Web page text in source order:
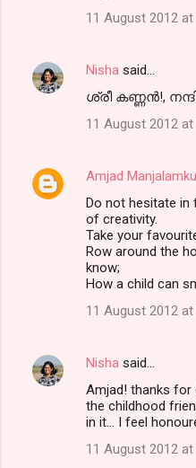
e
11 August 2012 at
Nisha said…
ശ്രീ കണ്ണന്‍!,
11 August 2012 at
Amjad
Do not hesitate
of creativity.
Take your
Row around the
know;
How a child can
11 August 2012 at
Nisha said…
Amjad! thanks for
the childhood
in it... I feel
11 August 2012 at